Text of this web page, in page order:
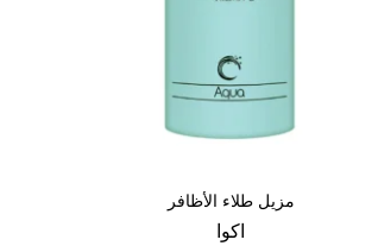
مزيل طلاء الأظافر
اكوا